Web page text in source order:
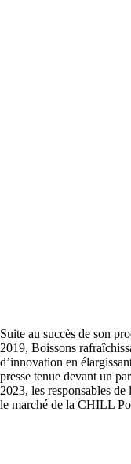
Suite au succès de son
2019, Boissons
d’innovation en
presse tenue devant un
2023, les responsables
le marché de la CHILL